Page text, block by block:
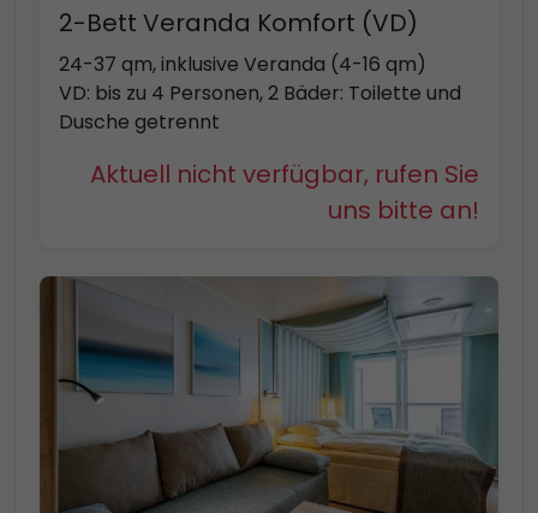
2-Bett Veranda Komfort (VD)
24-37 qm, inklusive Veranda (4-16 qm)
VD: bis zu 4 Personen, 2 Bäder: Toilette und
Dusche getrennt
Aktuell nicht verfügbar, rufen Sie
uns bitte an!